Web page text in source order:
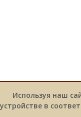
Используя наш
устройстве в